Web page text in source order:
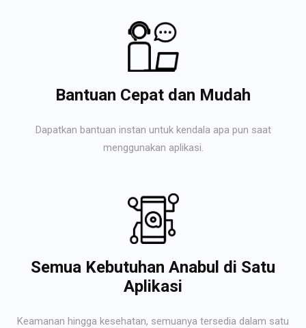
Bantuan Cepat dan Mudah
Dapatkan bantuan instan untuk kendala apa pun saat
menggunakan aplikasi.
Semua Kebutuhan Anabul di Satu
Aplikasi
Keamanan hingga kesehatan, semuanya tersedia dalam satu